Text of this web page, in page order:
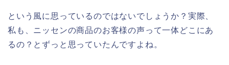
という風に思っているのではないでしょうか？実際、
私も、ニッセンの商品のお客様の声って一体どこにあ
るの？とずっと思っていたんですよね。